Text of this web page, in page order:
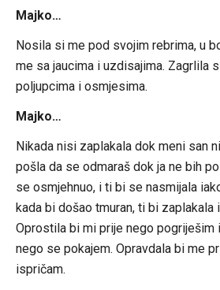
Majko…
Nosila si me pod svojim rebrima, u
me sa jaucima i uzdisajima. Zagrlila
poljupcima i osmjesima.
Majko…
Nikada nisi zaplakala dok meni san
pošla da se odmaraš dok ja ne bih
se osmjehnuo, i ti bi se nasmijala
kada bi došao tmuran, ti bi zaplakala
Oprostila bi mi prije nego pogriješim
nego se pokajem. Opravdala bi me
ispričam.